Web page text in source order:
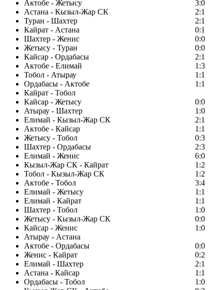
Актобе - Жетысу
3:0
Астана - Кызыл-Жар СК
2:1
Туран - Шахтер
2:1
Кайрат - Астана
0:1
Шахтер - Женис
0:0
Жетысу - Туран
0:0
Кайсар - Ордабасы
2:1
Актобе - Елимай
1:3
Тобол - Атырау
1:1
Ордабасы - Актобе
1:1
Кайрат - Тобол
Кайсар - Жетысу
0:0
Атырау - Шахтер
1:0
Елимай - Кызыл-Жар СК
2:1
Актобе - Кайсар
1:1
Жетысу - Тобол
0:3
Шахтер - Ордабасы
2:3
Елимай - Женис
6:0
Кызыл-Жар СК - Кайрат
1:2
Тобол - Кызыл-Жар СК
1:2
Актобе - Тобол
3:4
Елимай - Жетысу
1:1
Елимай - Кайрат
1:1
Шахтер - Тобол
1:0
Жетысу - Кызыл-Жар СК
0:0
Кайсар - Женис
1:0
Атырау - Астана
Актобе - Ордабасы
0:0
Женис - Кайрат
0:2
Елимай - Шахтер
2:1
Астана - Кайсар
1:1
Ордабасы - Тобол
1:0